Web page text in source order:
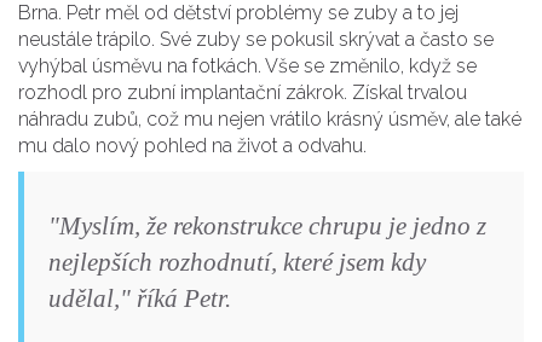
Brna. Petr měl od dětství problémy se zuby a to jej
neustále trápilo. Své zuby se pokusil skrývat a často se
vyhýbal úsměvu na fotkách. Vše se změnilo, když se
rozhodl pro zubní implantační zákrok. Získal trvalou
náhradu zubů, což mu nejen vrátilo krásný úsměv, ale také
mu dalo nový pohled na život a odvahu.
"Myslím, že rekonstrukce chrupu je jedno z
nejlepších rozhodnutí, které jsem kdy
udělal," říká Petr.